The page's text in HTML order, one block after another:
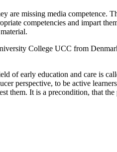
missing media competence.
competencies and impart
College UCC from
of early education and care is
perspective, to be active
them. It is a precondition, that the